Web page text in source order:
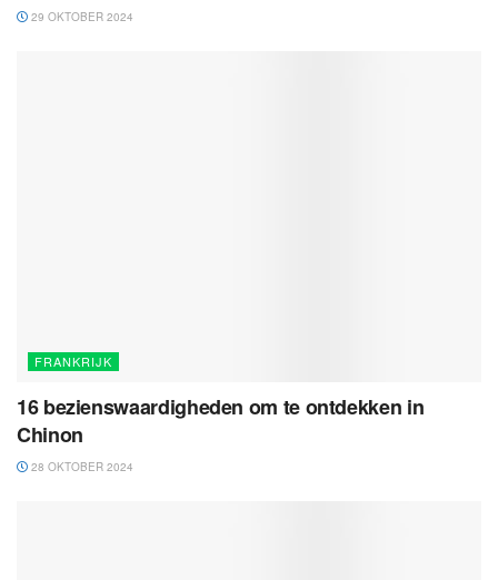
29 OKTOBER 2024
FRANKRIJK
16 bezienswaardigheden om te ontdekken in
Chinon
28 OKTOBER 2024